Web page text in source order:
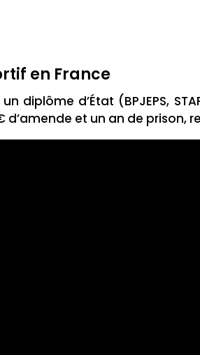
en France
diplôme d’État (BPJEPS,
d’amende et un an de prison,